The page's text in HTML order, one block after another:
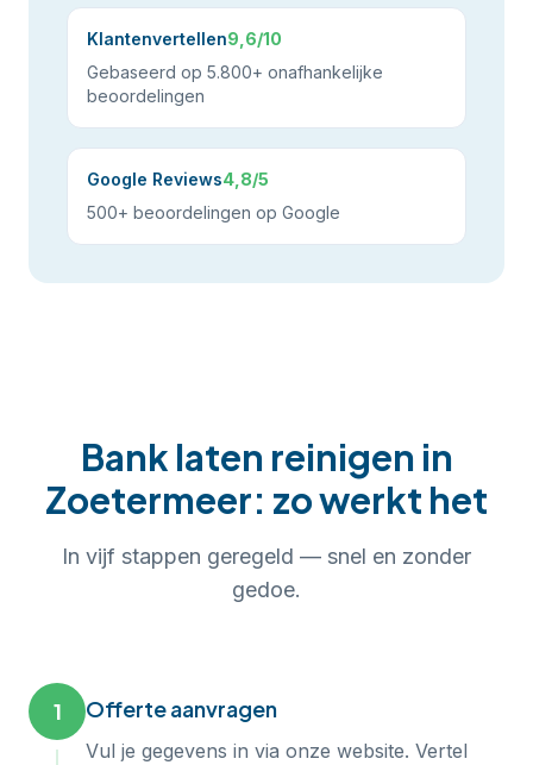
Klantenvertellen9,6/10
Gebaseerd op 5.800+ onafhankelijke
beoordelingen
Google Reviews4,8/5
500+ beoordelingen op Google
Bank laten reinigen in
Zoetermeer: zo werkt het
In vijf stappen geregeld — snel en zonder
gedoe.
1 Offerte aanvragen
Vul je gegevens in via onze website. Vertel